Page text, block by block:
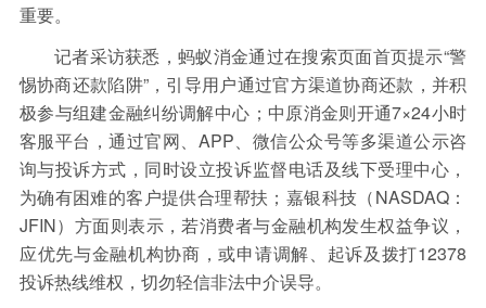
重要。
记者采访获悉，蚂蚁消金通过在搜索页面首页提示“警
惕协商还款陷阱”，引导用户通过官方渠道协商还款，并积
极参与组建金融纠纷调解中心；中原消金则开通7×24小时
客服平台，通过官网、APP、微信公众号等多渠道公示咨
询与投诉方式，同时设立投诉监督电话及线下受理中心，
为确有困难的客户提供合理帮扶；嘉银科技（NASDAQ：
JFIN）方面则表示，若消费者与金融机构发生权益争议，
应优先与金融机构协商，或申请调解、起诉及拨打12378
投诉热线维权，切勿轻信非法中介误导。